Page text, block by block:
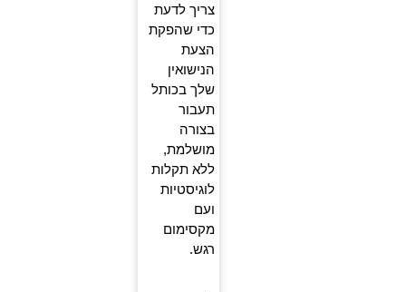
צריך לדעת
כדי שהפקת
הצעת
הנישואין
שלך בכותל
תעבור
בצורה
מושלמת,
ללא תקלות
לוגיסטיות
ועם
מקסימום
רגש.